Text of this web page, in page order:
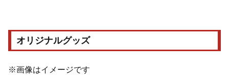
オリジナルグッズ
※画像はイメージです